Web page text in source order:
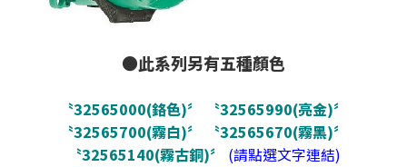
●此系列另有五種顏色
〝32565000(鉻色)〞
〝32565990(亮金)〞
〝32565700(霧白)〞
〝32565670(霧黑)〞
〝32565140(霧古銅)〞
(請點選文字連結)